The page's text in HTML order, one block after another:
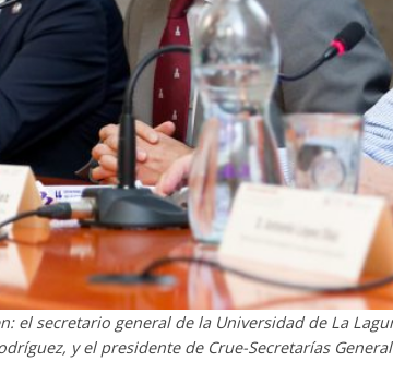
el secretario general de la Universidad de La
y el presidente de Crue-Secretarías